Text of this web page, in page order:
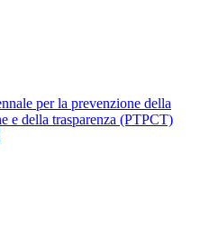
per la prevenzione della
e della trasparenza (PTPCT)